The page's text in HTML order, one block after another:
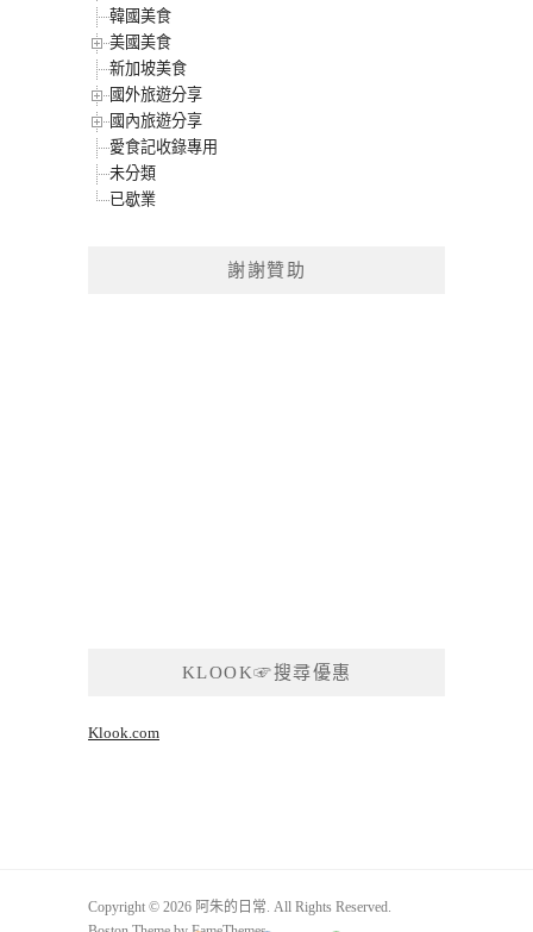
韓國美食
美國美食
新加坡美食
國外旅遊分享
國內旅遊分享
愛食記收錄專用
未分類
已歇業
謝謝贊助
KLOOK☞搜尋優惠
Klook.com
Copyright © 2026 阿朱的日常. All Rights Reserved.